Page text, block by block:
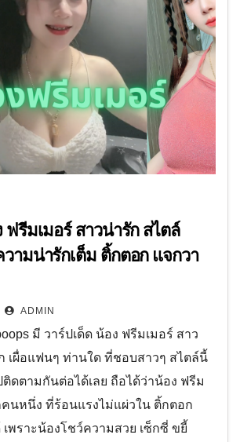
ฟรีมเมอร์ สาวน่ารัก สไตล์
ามน่ารักเต็ม ติ้กตอก แจกวา
ADMIN
มี วาร์ปเด็ด น้อง ฟรีมเมอร์ สาว
เผื่อแฟนๆ ท่านใด ที่ชอบสาวๆ สไตล์นี้
ติดตามกันต่อได้เลย ถือได้ว่าน้อง ฟรีม
คนหนึ่ง ที่ร้อนแรงไม่แผ่วใน ติ้กตอก
เพราะน้องโชว์ความสวย เซ็กซี่ ขยี้